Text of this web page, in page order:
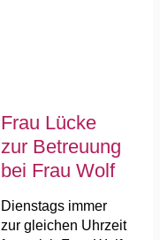
Frau Lücke
zur Betreuung
bei Frau Wolf
Dienstags immer
zur gleichen Uhrzeit